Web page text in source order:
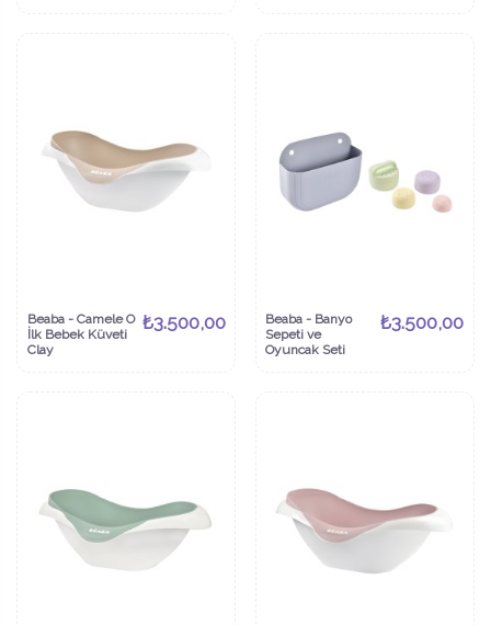
Beaba - Camele O
İlk Bebek Küveti
Clay
₺3.500,00
Beaba - Banyo
Sepeti ve
Oyuncak Seti
₺3.500,00